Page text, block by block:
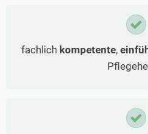
fachlich kompetente,